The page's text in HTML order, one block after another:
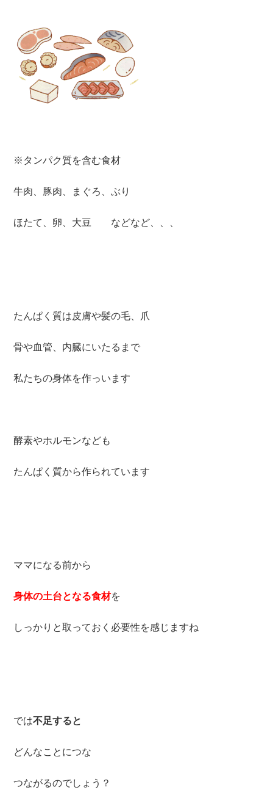
※タンパク質を含む食材
牛肉、豚肉、まぐろ、ぶり
ほたて、卵、大豆 などなど、、、
たんぱく質は皮膚や髪の毛、爪
骨や血管、内臓にいたるまで
私たちの身体を作っいます
酵素やホルモンなども
たんぱく質から作られています
ママになる前から
身体の土台となる食材を
しっかりと取っておく必要性を感じますね
では不足すると
どんなことにつな
つながるのでしょう？